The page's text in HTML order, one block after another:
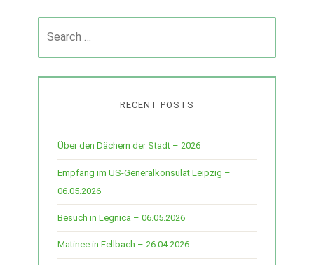
navigation
for:
RECENT POSTS
Über den Dächern der Stadt – 2026
Empfang im US-Generalkonsulat Leipzig –
06.05.2026
Besuch in Legnica – 06.05.2026
Matinee in Fellbach – 26.04.2026